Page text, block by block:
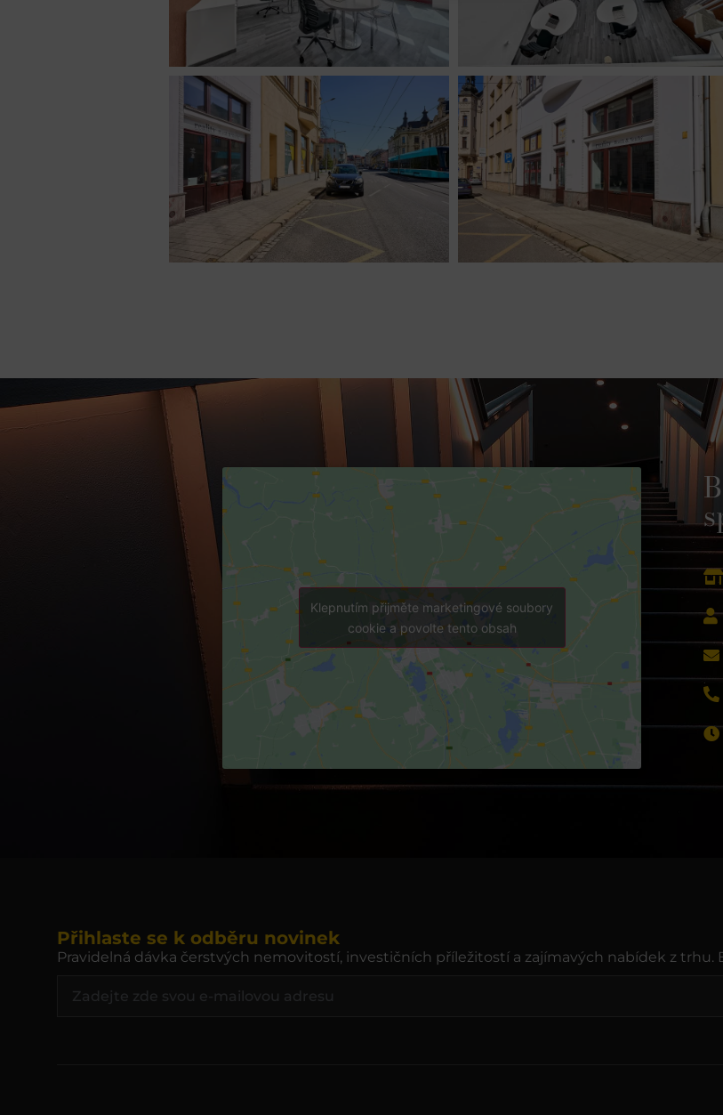
Klepnutím přijměte marketingové soubory
cookie a povolte tento obsah
Přihlaste se k odběru novinek
Pravidelná dávka čerstvých nemovitostí, investičních příležitostí a zajímavých nabídek z trhu.